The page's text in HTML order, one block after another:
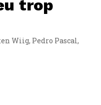
trop
Wiig, Pedro Pascal,